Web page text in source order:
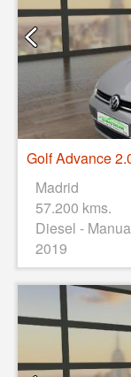
Golf Advance
Madrid
57.200 kms.
Diesel -
2019